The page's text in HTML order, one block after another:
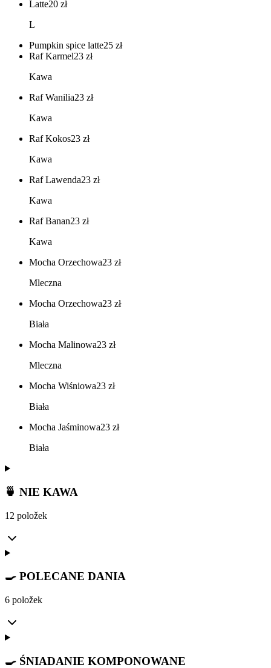
Latte20 zł
L
Pumpkin spice latte25 zł
Raf Karmel23 zł
Kawa
Raf Wanilia23 zł
Kawa
Raf Kokos23 zł
Kawa
Raf Lawenda23 zł
Kawa
Raf Banan23 zł
Kawa
Mocha Orzechowa23 zł
Mleczna
Mocha Orzechowa23 zł
Biała
Mocha Malinowa23 zł
Mleczna
Mocha Wiśniowa23 zł
Biała
Mocha Jaśminowa23 zł
Biała
🍵 NIE KAWA
12 položek
🍳 POLECANE DANIA
6 položek
🍳 ŚNIADANIE KOMPONOWANE